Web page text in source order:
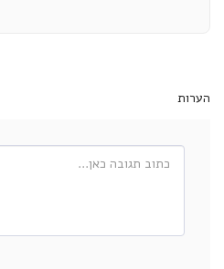
הערות